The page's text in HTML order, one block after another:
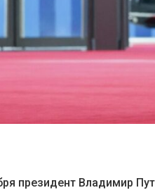
президент Владимир